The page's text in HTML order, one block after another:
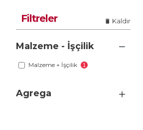
Filtreler Kaldır
Agrega
Malzeme - İşçilik
Malzeme + İşçilik 1